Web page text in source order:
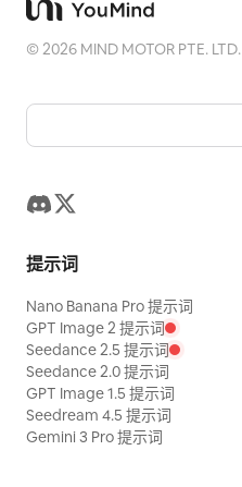
©2026 MIND MOTOR PTE. LTD.
提示词
Nano Banana Pro 提示词
GPT Image 2 提示词
Seedance 2.5 提示词
Seedance 2.0 提示词
GPT Image 1.5 提示词
Seedream 4.5 提示词
Gemini 3 Pro 提示词